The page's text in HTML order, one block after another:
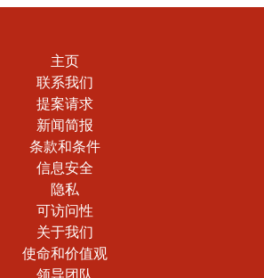
主页
联系我们
提案请求
新闻简报
条款和条件
信息安全
隐私
可访问性
关于我们
使命和价值观